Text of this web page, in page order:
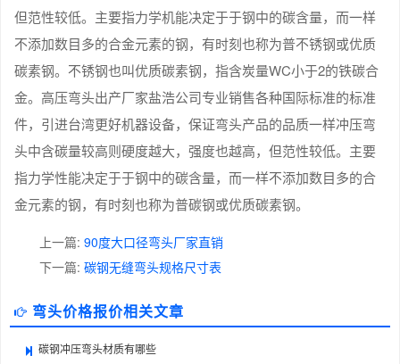
但范性较低。主要指力学机能决定于于钢中的碳含量，而一样
不添加数目多的合金元素的钢，有时刻也称为普不锈钢或优质
碳素钢。不锈钢也叫优质碳素钢，指含炭量WC小于2的铁碳合
金。高压弯头出产厂家盐浩公司专业销售各种国际标准的标准
件，引进台湾更好机器设备，保证弯头产品的品质一样冲压弯
头中含碳量较高则硬度越大，强度也越高，但范性较低。主要
指力学性能决定于于钢中的碳含量，而一样不添加数目多的合
金元素的钢，有时刻也称为普碳钢或优质碳素钢。
上一篇: 90度大口径弯头厂家直销
下一篇: 碳钢无缝弯头规格尺寸表
弯头价格报价相关文章
碳钢冲压弯头材质有哪些